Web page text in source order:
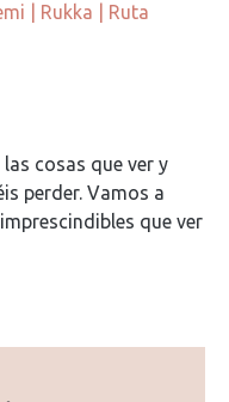
Rukka
Ruta
cosas que ver y
perder. Vamos a
que ver